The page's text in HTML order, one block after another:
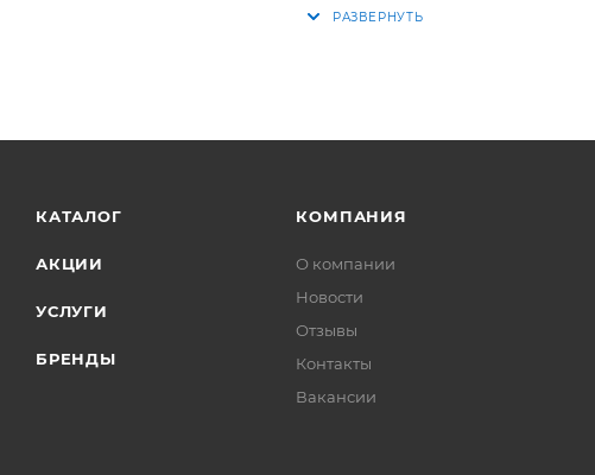
КАТАЛОГ
АКЦИИ
УСЛУГИ
БРЕНДЫ
КОМПАНИЯ
О компании
Новости
Отзывы
Контакты
Вакансии